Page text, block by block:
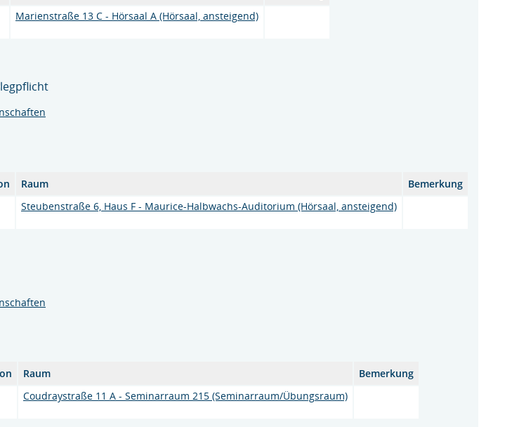
Marienstraße 13 C - Hörsaal A (Hörsaal, ansteigend)
Raum
Bemerkung
Steubenstraße 6, Haus F - Maurice-Halbwachs-Auditorium (Hörsaal, ansteigend)
Raum
Bemerkung
Coudraystraße 11 A - Seminarraum 215 (Seminarraum/Übungsraum)